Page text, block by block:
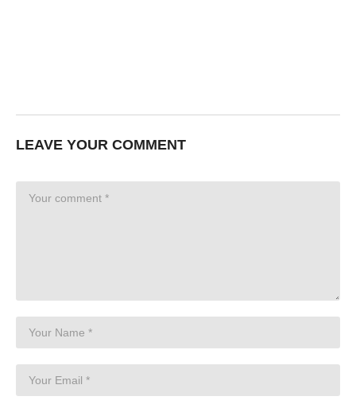
LEAVE YOUR COMMENT